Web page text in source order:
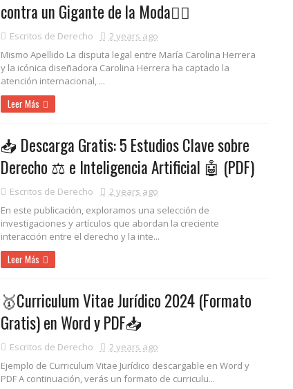
contra un Gigante de la Moda👩‍⚖️
Escritos de Derecho
2 years ago
Mismo Apellido La disputa legal entre María Carolina Herrera
y la icónica diseñadora Carolina Herrera ha captado la
atención internacional, ...
Leer Más
📥 Descarga Gratis: 5 Estudios Clave sobre
Derecho ⚖️ e Inteligencia Artificial 🤖 (PDF)
Escritos de Derecho
2 years ago
En este publicación, exploramos una selección de
investigaciones y artículos que abordan la creciente
interacción entre el derecho y la inte...
Leer Más
🥇Curriculum Vitae Jurídico 2024 (Formato
Gratis) en Word y PDF📥
Escritos de Derecho
2 years ago
Ejemplo de Curriculum Vitae Jurídico descargable en Word y
PDF A continuación, verás un formato de curriculu...